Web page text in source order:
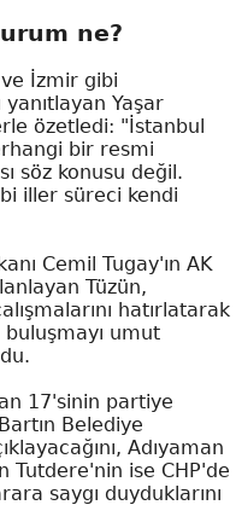
ne?
İzmir gibi
Yaşar
özetledi: "İstanbul
bir resmi
söz konusu değil.
iller süreci kendi
Cemil Tugay'ın AK
Tüzün,
hatırlatarak
umut
17'sinin partiye
Belediye
Adıyaman
Tutdere'nin ise CHP'de
saygı duyduklarını